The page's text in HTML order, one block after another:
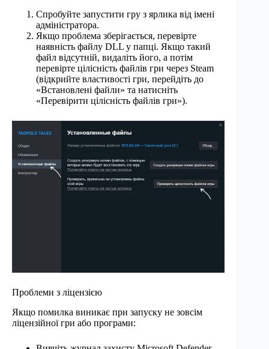
Спробуйте запустити гру з ярлика від імені
адміністратора.
Якщо проблема зберігається, перевірте
наявність файлу DLL у папці. Якщо такий
файл відсутній, видаліть його, а потім
перевірте цілісність файлів гри через Steam
(відкрийте властивості гри, перейдіть до
«Встановлені файли» та натисніть
«Перевірити цілісність файлів гри»).
Проблеми з ліцензією
Якщо помилка виникає при запуску не зовсім
ліцензійної гри або програми: